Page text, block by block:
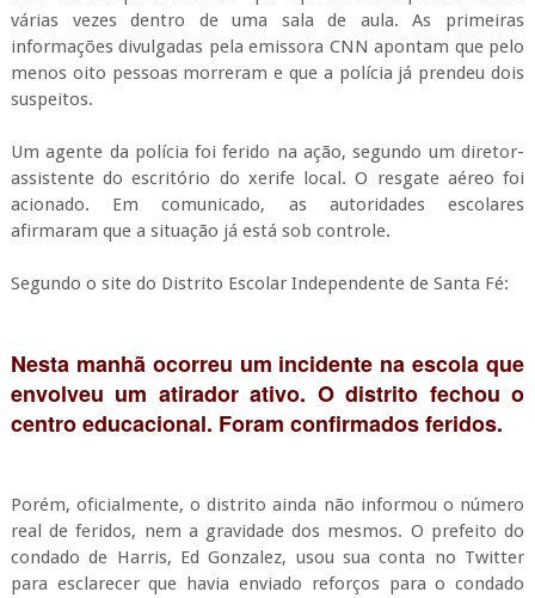
várias vezes dentro de uma sala de aula. As primeiras
informações divulgadas pela emissora CNN apontam que pelo
menos oito pessoas morreram e que a polícia já prendeu dois
suspeitos.
Um agente da polícia foi ferido na ação, segundo um diretor-
assistente do escritório do xerife local. O resgate aéreo foi
acionado. Em comunicado, as autoridades escolares
afirmaram que a situação já está sob controle.
Segundo o site do Distrito Escolar Independente de Santa Fé:
Nesta manhã ocorreu um incidente na escola que
envolveu um atirador ativo. O distrito fechou o
centro educacional. Foram confirmados feridos.
Porém, oficialmente, o distrito ainda não informou o número
real de feridos, nem a gravidade dos mesmos. O prefeito do
condado de Harris, Ed Gonzalez, usou sua conta no Twitter
para esclarecer que havia enviado reforços para o condado